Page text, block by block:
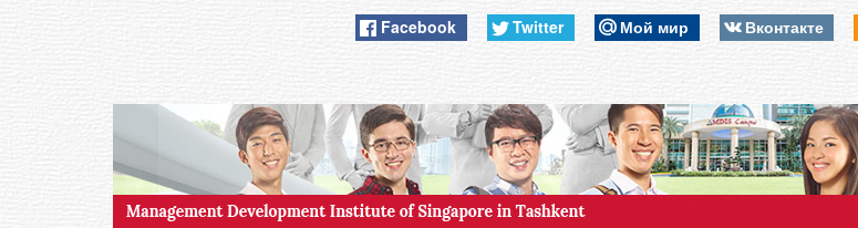
Facebook Twitter Мой мир Вконтакте